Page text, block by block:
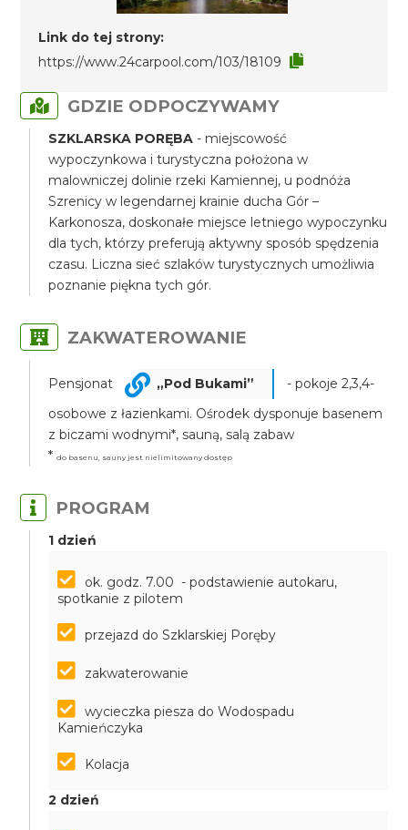
Link do tej strony:
https://www.24carpool.com/103/18109
GDZIE ODPOCZYWAMY
SZKLARSKA PORĘBA - miejscowość
wypoczynkowa i turystyczna położona w
malowniczej dolinie rzeki Kamiennej, u podnóża
Szrenicy w legendarnej krainie ducha Gór –
Karkonosza, doskonałe miejsce letniego wypoczynku
dla tych, którzy preferują aktywny sposób spędzenia
czasu. Liczna sieć szlaków turystycznych umożliwia
poznanie piękna tych gór.
ZAKWATEROWANIE
Pensjonat „Pod Bukami”
- pokoje 2,3,4-
osobowe z łazienkami. Ośrodek dysponuje basenem
z biczami wodnymi*, sauną, salą zabaw
*do basenu, sauny jest nielimitowany dostęp
PROGRAM
1 dzień
ok. godz. 7.00 - podstawienie autokaru,
spotkanie z pilotem
przejazd do Szklarskiej Poręby
zakwaterowanie
wycieczka piesza do Wodospadu
Kamieńczyka
Kolacja
2 dzień